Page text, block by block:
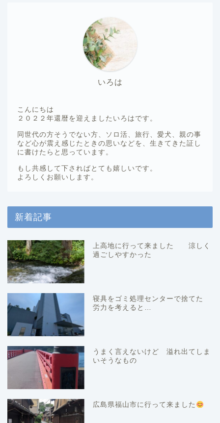
いろは
こんにちは
２０２２年還暦を迎えましたいろはです。
同世代の方そうでない方、ソロ活、旅行、愛犬、親の事
など心が震え感じたときの思いなどを、生きてきた証し
に書けたらと思っています。
もし共感して下さればとても嬉しいです。
よろしくお願いします。
新着記事
上高地に行って来ました 涼しく
過ごしやすかった
寝具をゴミ処理センターで捨てた
労力を考えると…
うまく言えないけど 溢れ出てしま
いそうなもの
広島県福山市に行って来ました